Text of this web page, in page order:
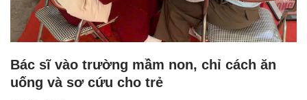
Bác sĩ vào trường mầm non, chỉ cách ăn
uống và sơ cứu cho trẻ